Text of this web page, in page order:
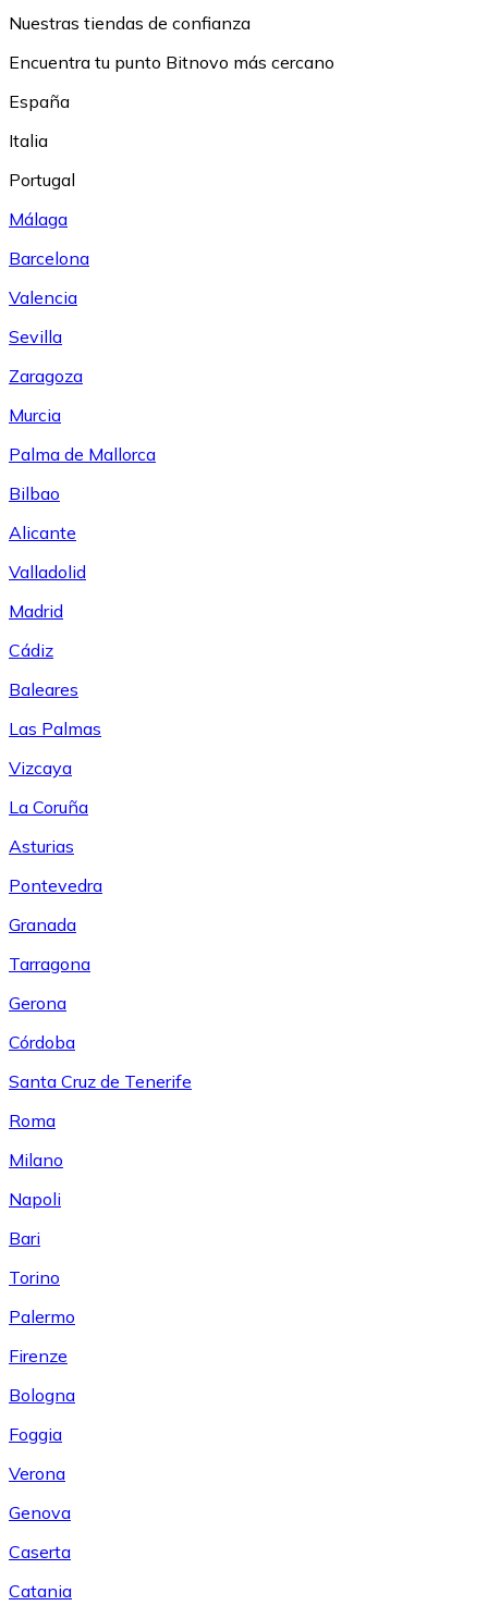
Nuestras tiendas de confianza
Encuentra tu punto Bitnovo más cercano
España
Italia
Portugal
Málaga
Barcelona
Valencia
Sevilla
Zaragoza
Murcia
Palma de Mallorca
Bilbao
Alicante
Valladolid
Madrid
Cádiz
Baleares
Las Palmas
Vizcaya
La Coruña
Asturias
Pontevedra
Granada
Tarragona
Gerona
Córdoba
Santa Cruz de Tenerife
Roma
Milano
Napoli
Bari
Torino
Palermo
Firenze
Bologna
Foggia
Verona
Genova
Caserta
Catania